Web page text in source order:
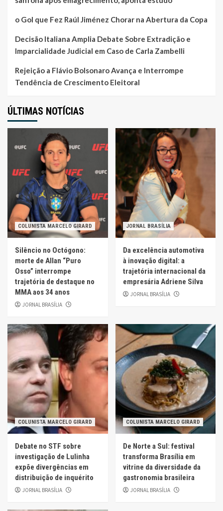
o Gol que Fez Raúl Jiménez Chorar na Abertura da Copa
Decisão Italiana Amplia Debate Sobre Extradição e
Imparcialidade Judicial em Caso de Carla Zambelli
Rejeição a Flávio Bolsonaro Avança e Interrompe
Tendência de Crescimento Eleitoral
ÚLTIMAS NOTÍCIAS
COLUNISTA MARCELO GIRARD
Silêncio no Octógono:
morte de Allan “Puro
Osso” interrompe
trajetória de destaque no
MMA aos 34 anos
JORNAL BRASÍLIA
JORNAL BRASÍLIA
Da excelência automotiva
à inovação digital: a
trajetória internacional da
empresária Adriene Silva
JORNAL BRASÍLIA
COLUNISTA MARCELO GIRARD
Debate no STF sobre
investigação de Lulinha
expõe divergências em
distribuição de inquérito
JORNAL BRASÍLIA
COLUNISTA MARCELO GIRARD
De Norte a Sul: festival
transforma Brasília em
vitrine da diversidade da
gastronomia brasileira
JORNAL BRASÍLIA